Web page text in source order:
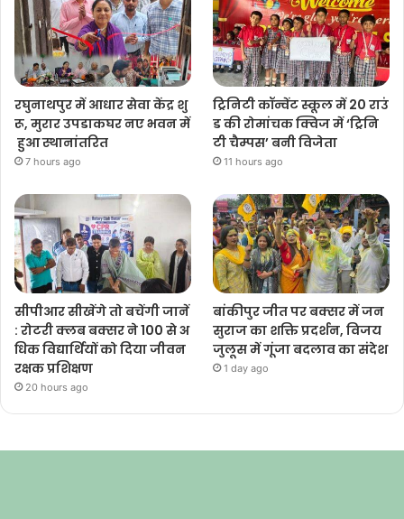
रघुनाथपुर में आधार सेवा केंद्र शु
रू, मुरार उपडाकघर नए भवन में
हुआ स्थानांतरित
7 hours ago
ट्रिनिटी कॉन्वेंट स्कूल में 20 राउं
ड की रोमांचक क्विज में ‘ट्रिनि
टी चैम्पस’ बनी विजेता
11 hours ago
सीपीआर सीखेंगे तो बचेंगी जानें
: रोटरी क्लब बक्सर ने 100 से अ
धिक विद्यार्थियों को दिया जीवन
रक्षक प्रशिक्षण
20 hours ago
बांकीपुर जीत पर बक्सर में जन
सुराज का शक्ति प्रदर्शन, विजय
जुलूस में गूंजा बदलाव का संदेश
1 day ago